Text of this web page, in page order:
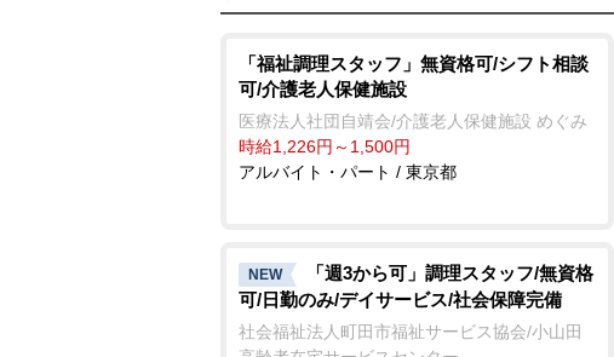
「福祉調理スタッフ」無資格可/シフト相談
可/介護老人保健施設
医療法人社団自靖会/介護老人保健施設 めぐみ
時給1,226円～1,500円
アルバイト・パート / 東京都
NEW
「週3から可」調理スタッフ/無資格
可/日勤のみ/デイサービス/社会保障完備
社会福祉法人町田市福祉サービス協会/小山田